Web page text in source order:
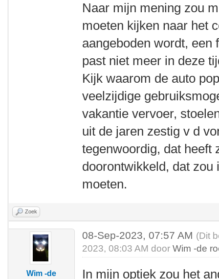
Naar mijn mening zou
moeten kijken naar het
aangeboden wordt, een
past niet meer in deze
Kijk waarom de auto
veelzijdige
vakantie vervoer,
uit de jaren zestig v d
tegenwoordig, dat heeft
doorontwikkeld, dat
moeten.
Zoek
Wim -de
08-Sep-2023, 07:57 AM (Dit
2023, 08:03 AM doorWim -de
In mijn optiek zou het